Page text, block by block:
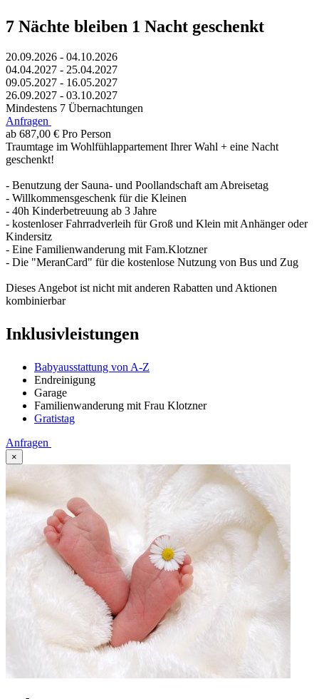
7 Nächte bleiben 1 Nacht geschenkt
20.09.2026 - 04.10.2026
04.04.2027 - 25.04.2027
09.05.2027 - 16.05.2027
26.09.2027 - 03.10.2027
Mindestens 7 Übernachtungen
Anfragen
ab 687,00 € Pro Person
Traumtage im Wohlfühlappartement Ihrer Wahl + eine Nacht
geschenkt!
- Benutzung der Sauna- und Poollandschaft am Abreisetag
- Willkommensgeschenk für die Kleinen
- 40h Kinderbetreuung ab 3 Jahre
- kostenloser Fahrradverleih für Groß und Klein mit Anhänger oder
Kindersitz
- Eine Familienwanderung mit Fam.Klotzner
- Die "MeranCard" für die kostenlose Nutzung von Bus und Zug
Dieses Angebot ist nicht mit anderen Rabatten und Aktionen
kombinierbar
Inklusivleistungen
Babyausstattung von A-Z
Endreinigung
Garage
Familienwanderung mit Frau Klotzner
Gratistag
Anfragen
×